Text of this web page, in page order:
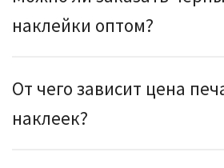
наклейки оптом?
От чего зависит цена
наклеек?